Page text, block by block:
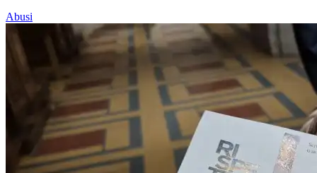
Abusi